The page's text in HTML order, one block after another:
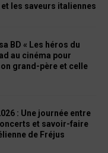
les saveurs italiennes
BD « Les héros du
au cinéma pour
grand-père et celle
: Une journée entre
et savoir-faire
de Fréjus